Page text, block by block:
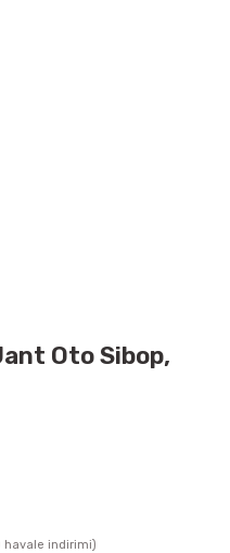
Oto Sibop,
havale indirimi)